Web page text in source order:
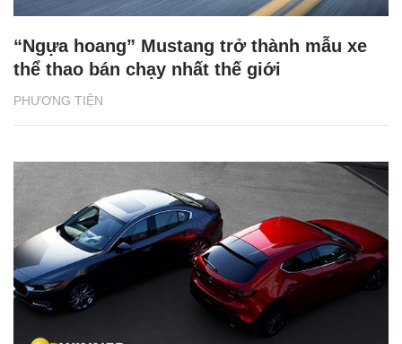
PHƯƠNG TIỆN
“Ngựa hoang” Mustang trở thành mẫu xe
thể thao bán chạy nhất thế giới